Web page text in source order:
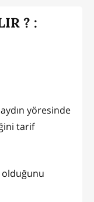
? :
yöresinde
tarif